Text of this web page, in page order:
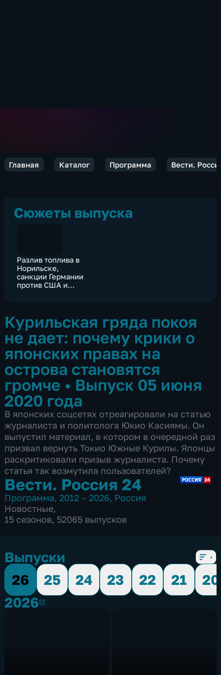
Главная Каталог Программа Вести.
Сюжеты выпуска
Разлив топлива в
Норильске,
санкции Германии
против США и
Курильская гряда покоя
не дает: почему крики о
японских правах на
острова становятся
громче • Выпуск 05 июня
2020 года
В японских соцсетях отреагировали на статью
журналиста и политолога Юкио Касиямы. Он
выпустил материал, в котором в очередной раз
призвал вернуть Токио Южные Курилы. Японцы
раскритиковали призыв журналиста. Почему
статья так возмутила пользователей?
Вести. Россия 24
Программа, 2012 – 2026, Россия
Новостные,
15 сезонов, 52065 выпусков
Выпуски
26
25 24 23 22 21
20
20262026